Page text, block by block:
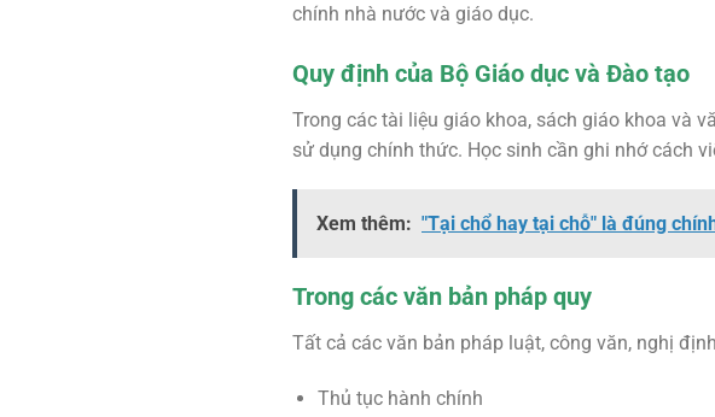
chính nhà nước và giáo dục.
Quy định của Bộ Giáo dục và Đào tạo
Trong các tài liệu giáo khoa, sách giáo khoa và
sử dụng chính thức. Học sinh cần ghi nhớ cách
Xem thêm: "Tại chổ hay tại chỗ" là đúng
Trong các văn bản pháp quy
Tất cả các văn bản pháp luật, công văn, nghị
Thủ tục hành chính